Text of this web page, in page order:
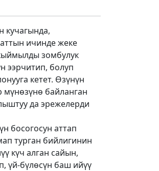
кучагында,
ичинде жеке
зомбулук
ээрчитип, болуп
кетет. Өзүнүн
мүнөзүнө байланган
да эрежелерди
босогосун аттап
турган бийлигинин
күч алган сайын,
үй-бүлөсүн баш ийүү